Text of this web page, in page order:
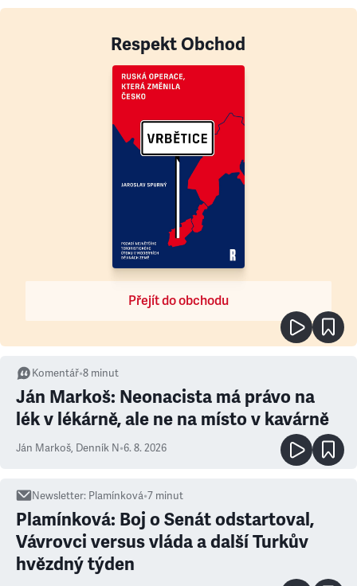
Respekt Obchod
Přejít do obchodu
Komentář•8 minut
Ján Markoš: Neonacista má právo na
lék v lékárně, ale ne na místo v kavárně
Ján Markoš, Denník N•6. 8. 2026
Newsletter: Plamínková•7 minut
Plamínková: Boj o Senát odstartoval,
Vávrovci versus vláda a další Turkův
hvězdný týden